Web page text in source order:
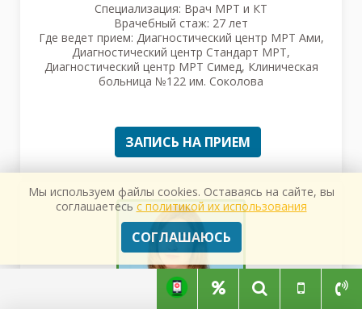
Специализация: Врач МРТ и КТ
Врачебный стаж: 27 лет
Где ведет прием: Диагностический центр МРТ Ами,
Диагностический центр Стандарт МРТ,
Диагностический центр МРТ Симед, Клиническая
больница №122 им. Соколова
ЗАПИСЬ НА ПРИЕМ
Мы используем файлы cookies. Оставаясь на сайте, вы
соглашаетесь с политикой их использования
СОГЛАШАЮСЬ